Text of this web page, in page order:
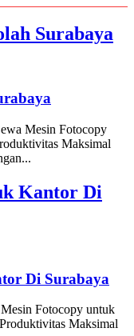
Surabaya
Mesin Fotocopy
Maksimal
Kantor Di
Di Surabaya
Fotocopy untuk
Maksimal